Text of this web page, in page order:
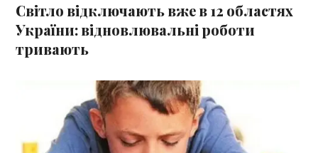
Світло відключають вже в 12 областях
України: відновлювальні роботи
тривають